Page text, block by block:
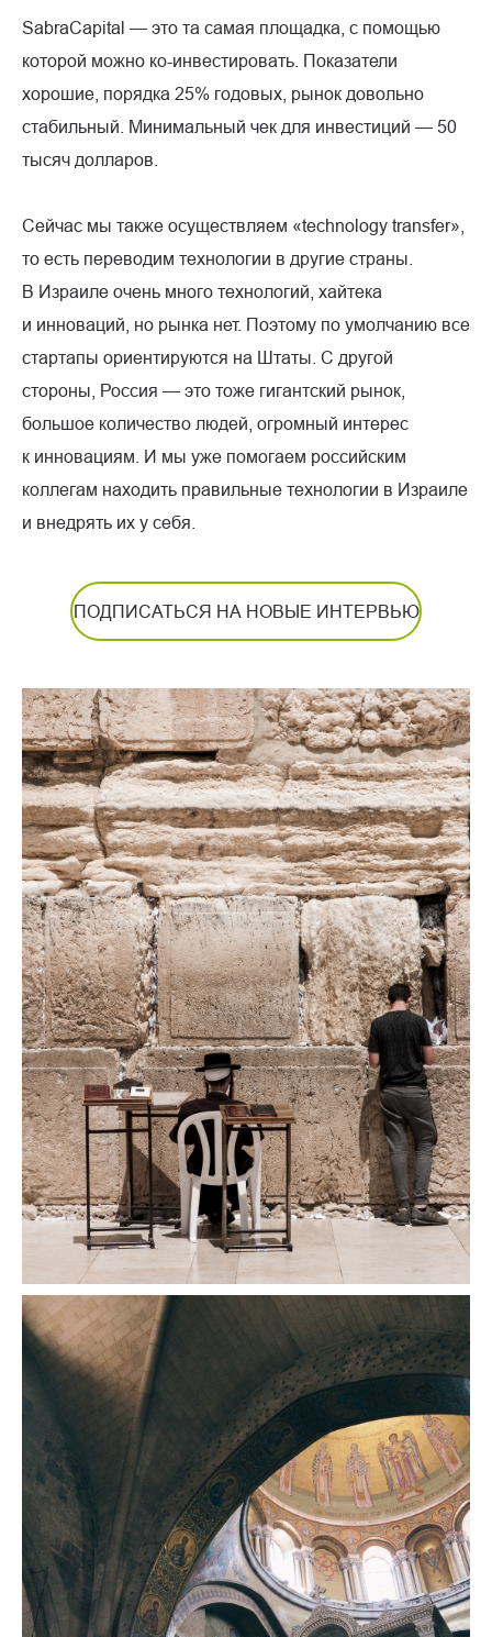
SabraCapital — это та самая площадка, с помощью
которой можно ко-инвестировать. Показатели
хорошие, порядка 25% годовых, рынок довольно
стабильный. Минимальный чек для инвестиций — 50
тысяч долларов.
Сейчас мы также осуществляем «technology transfer»,
то есть переводим технологии в другие страны.
В Израиле очень много технологий, хайтека
и инноваций, но рынка нет. Поэтому по умолчанию все
стартапы ориентируются на Штаты. С другой
стороны, Россия — это тоже гигантский рынок,
большое количество людей, огромный интерес
к инновациям. И мы уже помогаем российским
коллегам находить правильные технологии в Израиле
и внедрять их у себя.
ПОДПИСАТЬСЯ НА НОВЫЕ ИНТЕРВЬЮ